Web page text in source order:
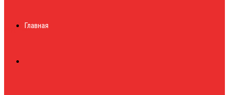
журналГлавная